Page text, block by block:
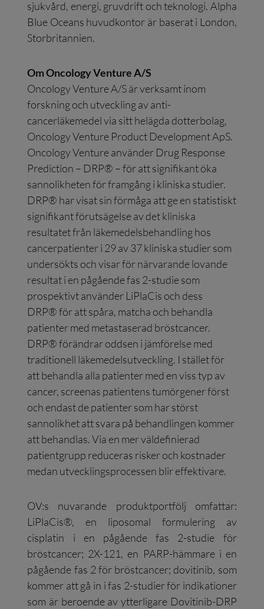
sjukvård, energi, gruvdrift och teknologi. Alpha
Blue Oceans huvudkontor är baserat i London,
Storbritannien.
Om Oncology Venture A/S
Oncology Venture A/S är verksamt inom
forskning och utveckling av anti-
cancerläkemedel via sitt helägda dotterbolag,
Oncology Venture Product Development ApS.
Oncology Venture använder Drug Response
Prediction – DRP® – för att signifikant öka
sannolikheten för framgång i kliniska studier.
DRP® har visat sin förmåga att ge en statistiskt
signifikant förutsägelse av det kliniska
resultatet från läkemedelsbehandling hos
cancerpatienter i 29 av 37 kliniska studier som
undersökts och visar för närvarande lovande
resultat i en pågående fas 2-studie som
prospektivt använder LiPlaCis och dess
DRP® för att spåra, matcha och behandla
patienter med metastaserad bröstcancer.
DRP® förändrar oddsen i jämförelse med
traditionell läkemedelsutveckling. I stället för
att behandla alla patienter med en viss typ av
cancer, screenas patientens tumörgener först
och endast de patienter som har störst
sannolikhet att svara på behandlingen kommer
att behandlas. Via en mer väldefinierad
patientgrupp reduceras risker och kostnader
medan utvecklingsprocessen blir effektivare.
OV:s nuvarande produktportfölj omfattar:
LiPlaCis®, en liposomal formulering av
cisplatin i en pågående fas 2-studie för
bröstcancer; 2X-121, en PARP-hämmare i en
pågående fas 2 för bröstcancer; dovitinib, som
kommer att gå in i fas 2-studier för indikationer
som är beroende av ytterligare Dovitinib-DRP